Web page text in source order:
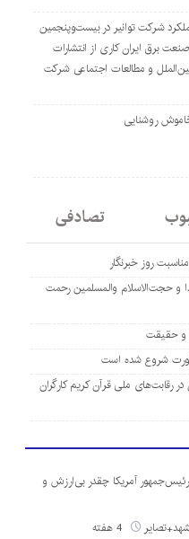
شرکت توانیر در بیست‌وپنجمین
برق ایران کاری از انتشارات
و مطالعات اجتماعی شرکت
خاموش روشنایی
تصادفی
روز خبرنگار
و حجت‌الاسلام والمسلمین رحمت
و حقیقت
خورت شروع شده است
در رقابت‌های ملی قرآن کریم کارگران
آمریکا چقدر بی‌ارزش و